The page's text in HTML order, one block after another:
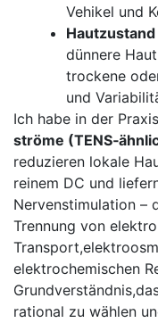
Vehikel​ und
dünnere
trockene
und
Ich habe in der
ströme
reduzieren lokale
⁣reinem DC und
Nervenstimulation –
Trennung von
elektrochemischen
rational zu wählen